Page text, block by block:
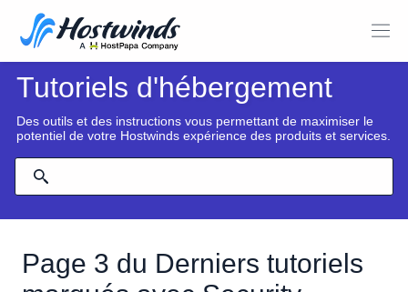
Tutoriels d'hébergement
Des outils et des instructions vous permettant de maximiser le
potentiel de votre Hostwinds expérience des produits et services.
Page 3 du Derniers tutoriels